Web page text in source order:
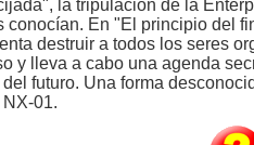
la tripulación de la
En "El principio del
destruir a todos los seres
y lleva a cabo una agenda
futuro. Una forma
01.